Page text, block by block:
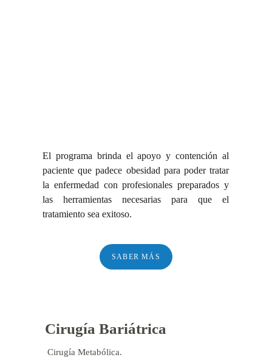
El programa brinda el apoyo y contención al
paciente que padece obesidad para poder tratar
la enfermedad con profesionales preparados y
las herramientas necesarias para que el
tratamiento sea exitoso.
SABER MÁS
Cirugía Metabólica.
Cirugía Bariátrica